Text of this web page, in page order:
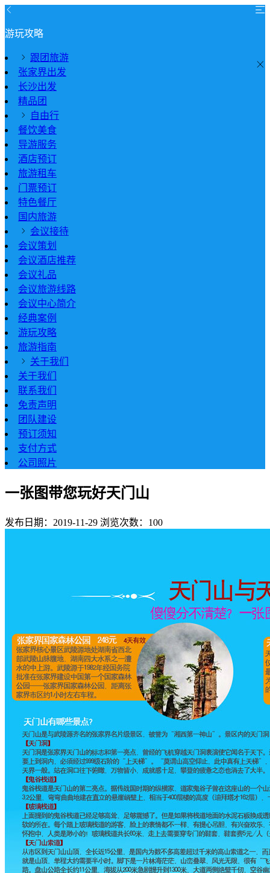
游玩攻略
跟团旅游
张家界出发
长沙出发
精品团
自由行
餐饮美食
导游服务
酒店预订
旅游租车
门票预订
特色餐厅
国内旅游
会议接待
会议策划
会议酒店推荐
会议礼品
会议旅游线路
会议中心简介
经典案例
游玩攻略
旅游指南
关于我们
关于我们
联系我们
免责声明
团队建设
预订须知
支付方式
公司照片
一张图带您玩好天门山
发布日期：2019-11-29 浏览次数：100